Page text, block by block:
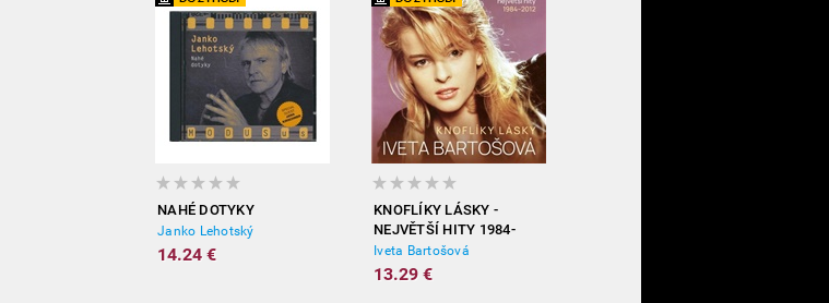
NAHÉ DOTYKY
Janko Lehotský
14.24 €
KNOFLÍKY LÁSKY -
NEJVĚTŠÍ HITY 1984-
2012
Iveta Bartošová
13.29 €